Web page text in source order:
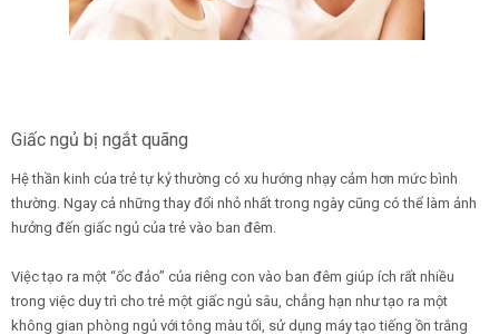
Giấc ngủ bị ngắt quãng
Hệ thần kinh của trẻ tự kỷ thường có xu hướng nhạy cảm hơn mức bình
thường. Ngay cả những thay đổi nhỏ nhất trong ngày cũng có thể làm ảnh
hưởng đến giấc ngủ của trẻ vào ban đêm.
Việc tạo ra một “ốc đảo” của riêng con vào ban đêm giúp ích rất nhiều
trong việc duy trì cho trẻ một giấc ngủ sâu, chẳng hạn như tạo ra một
không gian phòng ngủ với tông màu tối, sử dụng máy tạo tiếng ồn trắng